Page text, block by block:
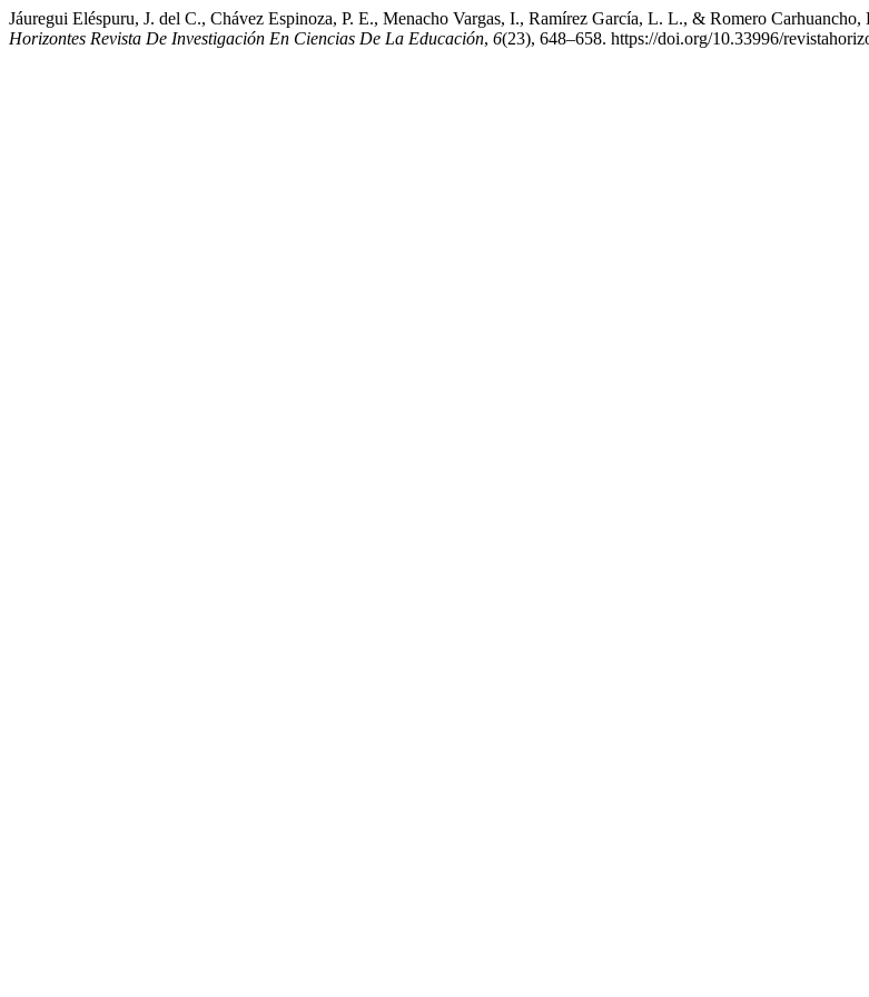
Jáuregui Eléspuru, J. del C., Chávez Espinoza, P. E., Menacho Vargas, I., Ramírez García, L. L., & Romero
Horizontes Revista De Investigación En Ciencias De La Educación, 6(23), 648–658. https://doi.org/10.33996/